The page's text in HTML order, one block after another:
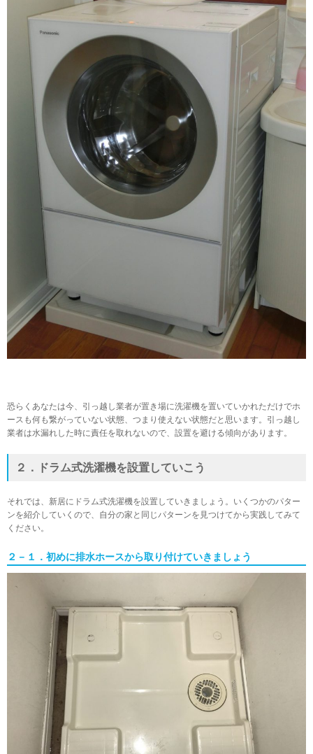
恐らくあなたは今、引っ越し業者が置き場に洗濯機を置いていかれただけでホ
ースも何も繋がっていない状態、つまり使えない状態だと思います。引っ越し
業者は水漏れした時に責任を取れないので、設置を避ける傾向があります。
２．ドラム式洗濯機を設置していこう
それでは、新居にドラム式洗濯機を設置していきましょう。いくつかのパター
ンを紹介していくので、自分の家と同じパターンを見つけてから実践してみて
ください。
２－１．初めに排水ホースから取り付けていきましょう